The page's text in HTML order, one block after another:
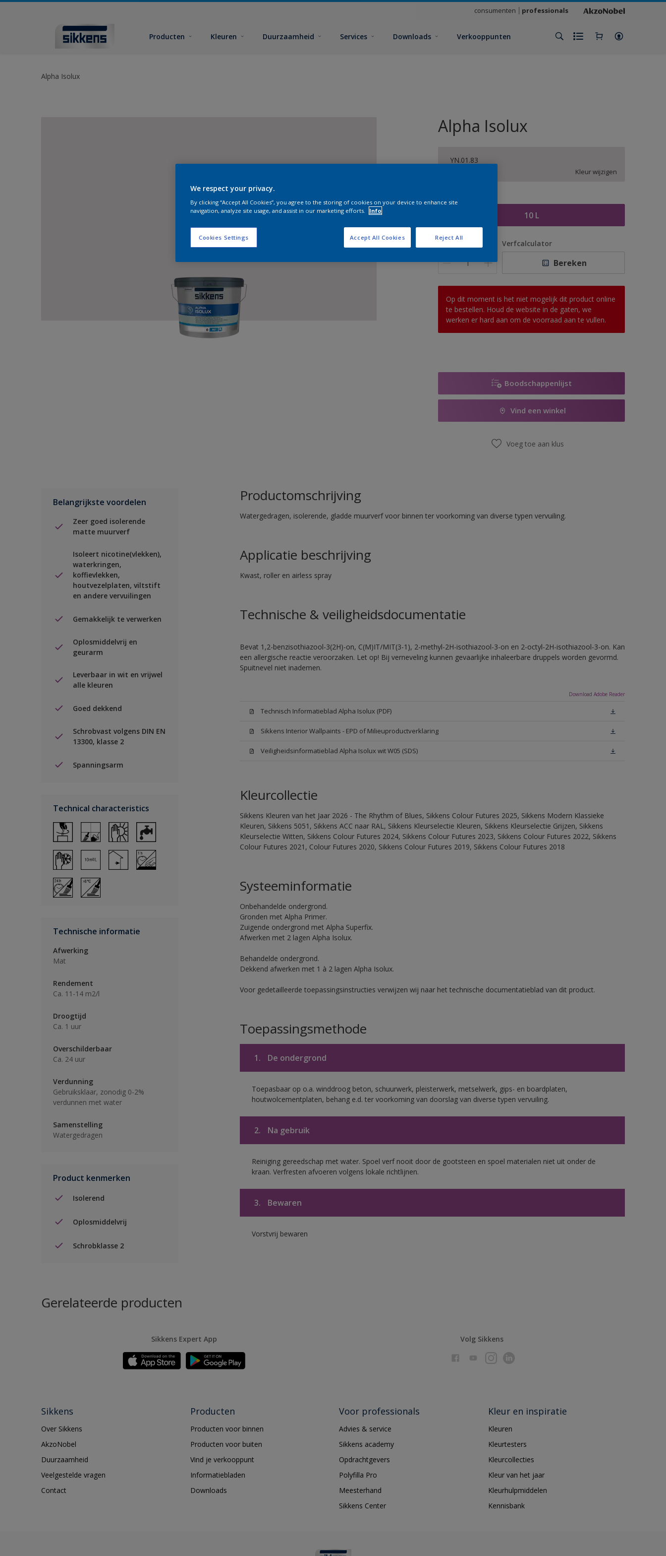
consumenten professionals
Producten Kleuren Duurzaamheid Services Downloads Verkooppunten
Alpha Isolux
Alpha Isolux
YN.01.83
Kleur wijzigen
Grootte
10 L
Aantal Verfcalculator
Bereken
Op dit moment is het niet mogelijk dit product online
te bestellen. Houd de website in de gaten, we
werken er hard aan om de voorraad aan te vullen.
Boodschappenlijst
Vind een winkel
Voeg toe aan klus
Belangrijkste voordelen
Zeer goed isolerende
matte muurverf
Isoleert nicotine(vlekken),
waterkringen,
koffievlekken,
houtvezelplaten, viltstift
en andere vervuilingen
Gemakkelijk te verwerken
Oplosmiddelvrij en
geurarm
Leverbaar in wit en vrijwel
alle kleuren
Goed dekkend
Schrobvast volgens DIN EN
13300, klasse 2
Spanningsarm
Technical characteristics
Technische informatie
Afwerking
Mat
Rendement
Ca. 11-14 m2/l
Droogtijd
Ca. 1 uur
Overschilderbaar
Ca. 24 uur
Verdunning
Gebruiksklaar, zonodig 0-2%
verdunnen met water
Samenstelling
Watergedragen
Product kenmerken
Isolerend
Oplosmiddelvrij
Schrobklasse 2
Productomschrijving
Watergedragen, isolerende, gladde muurverf voor binnen ter voorkoming van diverse typen vervuiling.
Applicatie beschrijving
Kwast, roller en airless spray
Technische & veiligheidsdocumentatie
Bevat 1,2-benzisothiazool-3(2H)-on, C(M)IT/MIT(3-1), 2-methyl-2H-isothiazool-3-on en 2-octyl-2H-isothiazool-3-on. Kan
een allergische reactie veroorzaken. Let op! Bij verneveling kunnen gevaarlijke inhaleerbare druppels worden gevormd.
Spuitnevel niet inademen.
Download Adobe Reader
Technisch Informatieblad Alpha Isolux (PDF)
Sikkens Interior Wallpaints - EPD of Milieuproductverklaring
Veiligheidsinformatieblad Alpha Isolux wit W05 (SDS)
Kleurcollectie
Sikkens Kleuren van het Jaar 2026 - The Rhythm of Blues, Sikkens Colour Futures 2025, Sikkens Modern Klassieke
Kleuren, Sikkens 5051, Sikkens ACC naar RAL, Sikkens Kleurselectie Kleuren, Sikkens Kleurselectie Grijzen, Sikkens
Kleurselectie Witten, Sikkens Colour Futures 2024, Sikkens Colour Futures 2023, Sikkens Colour Futures 2022, Sikkens
Colour Futures 2021, Colour Futures 2020, Sikkens Colour Futures 2019, Sikkens Colour Futures 2018
Systeeminformatie
Onbehandelde ondergrond.
Gronden met Alpha Primer.
Zuigende ondergrond met Alpha Superfix.
Afwerken met 2 lagen Alpha Isolux.
Behandelde ondergrond.
Dekkend afwerken met 1 à 2 lagen Alpha Isolux.
Voor gedetailleerde toepassingsinstructies verwijzen wij naar het technische documentatieblad van dit product.
Toepassingsmethode
1. De ondergrond
Toepasbaar op o.a. winddroog beton, schuurwerk, pleisterwerk, metselwerk, gips- en boardplaten,
houtwolcementplaten, behang e.d. ter voorkoming van doorslag van diverse typen vervuiling.
2. Na gebruik
Reiniging gereedschap met water. Spoel verf nooit door de gootsteen en spoel materialen niet uit onder de
kraan. Verfresten afvoeren volgens lokale richtlijnen.
3. Bewaren
Vorstvrij bewaren
Gerelateerde producten
Sikkens Expert App Volg Sikkens
Sikkens
Over Sikkens
AkzoNobel
Duurzaamheid
Veelgestelde vragen
Contact
Producten
Producten voor binnen
Producten voor buiten
Vind je verkooppunt
Informatiebladen
Downloads
Voor professionals
Advies & service
Sikkens academy
Opdrachtgevers
Polyfilla Pro
Meesterhand
Sikkens Center
Kleur en inspiratie
Kleuren
Kleurtesters
Kleurcollecties
Kleur van het jaar
Kleurhulpmiddelen
Kennisbank
We respect your privacy.
By clicking “Accept All Cookies”, you agree to the storing of cookies on your device to enhance site
navigation, analyze site usage, and assist in our marketing efforts.
Info
Cookies Settings Reject All
Accept All Cookies